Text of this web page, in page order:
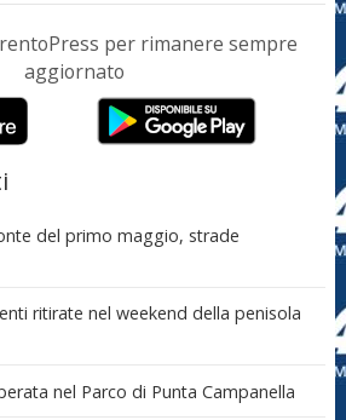
per rimanere sempre
aggiornato
del primo maggio, strade
ritirate nel weekend della penisola
nel Parco di Punta Campanella